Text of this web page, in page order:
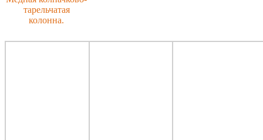
тарельчатая
колонна.